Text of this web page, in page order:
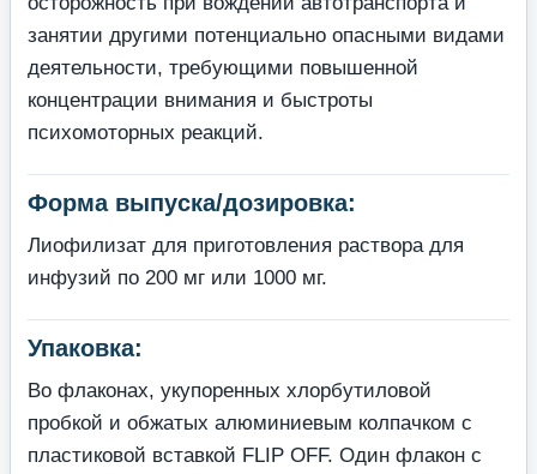
занятии другими потенциально опасными видами
деятельности, требующими повышенной
концентрации внимания и быстроты
психомоторных реакций.
Форма выпуска/дозировка:
Лиофилизат для приготовления раствора для
инфузий по 200 мг или 1000 мг.
Упаковка:
Во флаконах, укупоренных хлорбутиловой
пробкой и обжатых алюминиевым колпачком с
пластиковой вставкой FLIP OFF. Один флакон с